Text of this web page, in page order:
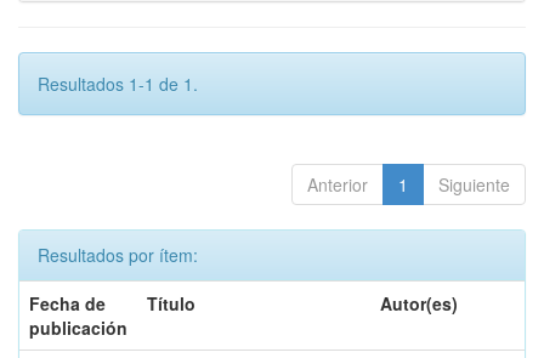
Resultados 1-1 de 1.
Anterior 1 Siguiente
Resultados por ítem:
Fecha de
publicación
Título Autor(es)